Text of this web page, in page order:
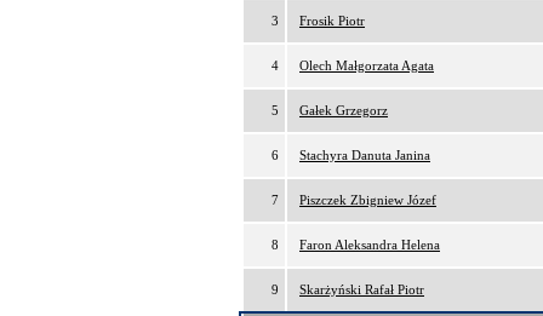
3 Frosik Piotr
4 Olech Małgorzata Agata
5 Gałek Grzegorz
6 Stachyra Danuta Janina
7 Piszczek Zbigniew Józef
8 Faron Aleksandra Helena
9 Skarżyński Rafał Piotr